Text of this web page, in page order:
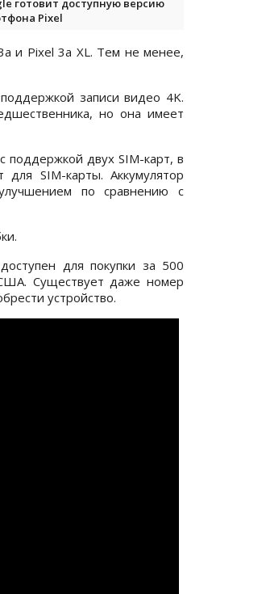
готовит доступную версию
Pixel
и Pixel 3a XL. Тем не менее,
записи видео 4K.
но она имеет
поддержкой двух SIM-карт, в
SIM-карты. Аккумулятор
по сравнению с
для покупки за 500
Существует даже номер
устройство.